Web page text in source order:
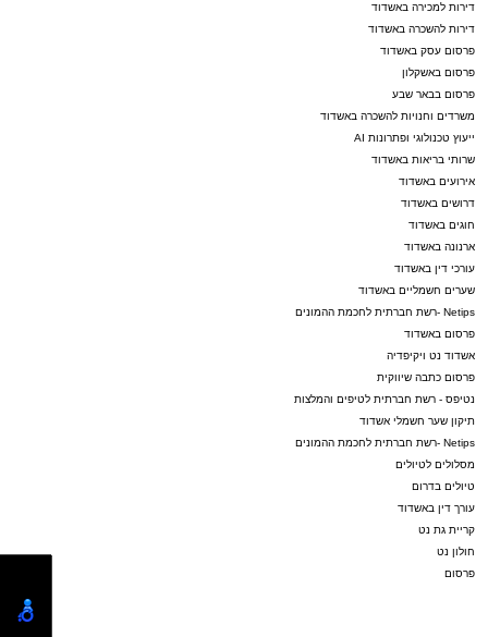
דירות למכירה באשדוד
דירות להשכרה באשדוד
פרסום עסק באשדוד
פרסום באשקלון
פרסום בבאר שבע
משרדים וחנויות להשכרה באשדוד
ייעוץ טכנולוגי ופתרונות AI
שרותי בריאות באשדוד
אירועים באשדוד
דרושים באשדוד
חוגים באשדוד
ארנונה באשדוד
עורכי דין באשדוד
שערים חשמליים באשדוד
Netips -רשת חברתית לחכמת ההמונים
פרסום באשדוד
אשדוד נט ויקיפדיה
פרסום כתבה שיווקית
נטיפס - רשת חברתית לטיפים והמלצות
תיקון שער חשמלי אשדוד
Netips -רשת חברתית לחכמת ההמונים
מסלולים לטיולים
טיולים בדרום
עורך דין באשדוד
קריית גת נט
חולון נט
פרסום